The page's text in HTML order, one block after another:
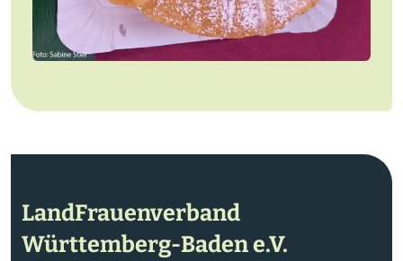
LandFrauenverband
Württemberg-Baden e.V.